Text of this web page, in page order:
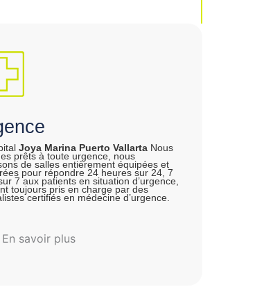
Joya Marina Puerto Vallarta Nous
prêts à toute urgence, nous
de salles entièrement équipées et
pour répondre 24 heures sur 24, 7
7 aux patients en situation d’urgence,
toujours pris en charge par des
certifiés en médecine d’urgence.
savoir plus